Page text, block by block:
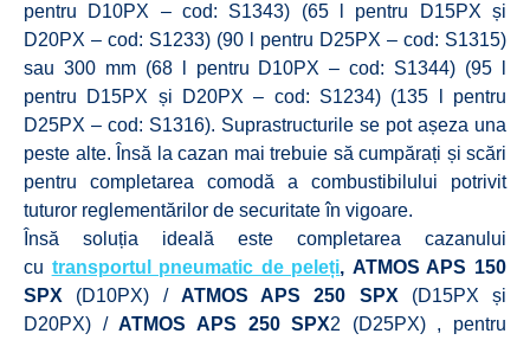
pentru D10PX – cod: S1343) (65 l pentru D15PX și
D20PX – cod: S1233) (90 l pentru D25PX – cod: S1315)
sau 300 mm (68 l pentru D10PX – cod: S1344) (95 l
pentru D15PX și D20PX – cod: S1234) (135 l pentru
D25PX – cod: S1316). Suprastructurile se pot așeza una
peste alte. Însă la cazan mai trebuie să cumpărați și scări
pentru completarea comodă a combustibilului potrivit
tuturor reglementărilor de securitate în vigoare.
Însă soluția ideală este completarea cazanului
cu transportul pneumatic de peleți, ATMOS APS 150
SPX (D10PX) / ATMOS APS 250 SPX (D15PX și
D20PX) /ATMOS APS 250 SPX2 (D25PX) , pentru